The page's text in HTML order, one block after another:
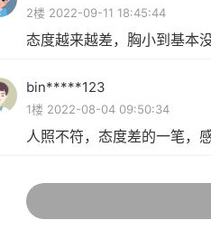
2楼 2022-09-11 18:45:44
态度越来越差，胸小到基本
bin*****123
1楼 2022-08-04 09:50:34
人照不符，态度差的一笔，